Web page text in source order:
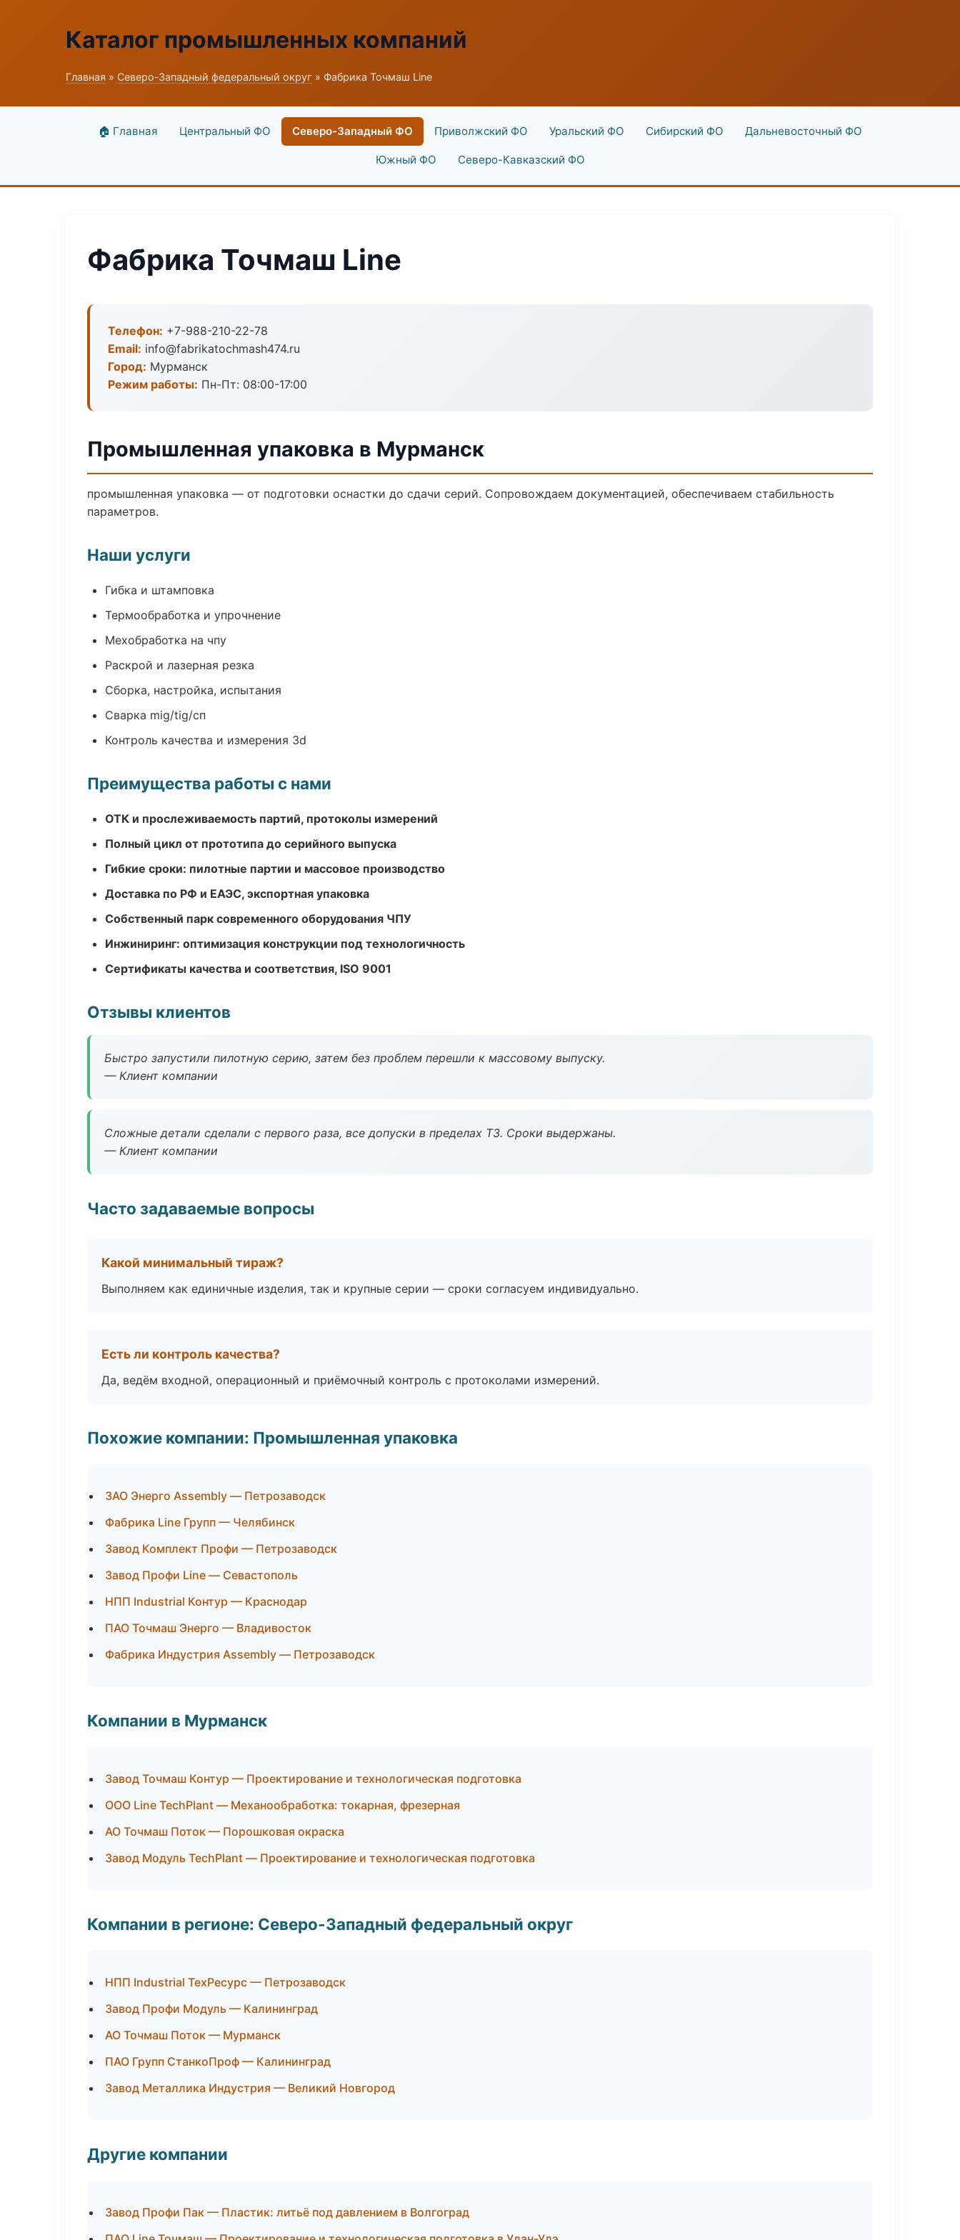
Каталог промышленных компаний
Главная » Северо-Западный федеральный округ » Фабрика Точмаш Line
🏠 Главная Центральный ФО Северо-Западный ФО Приволжский ФО Уральский ФО Сибирский ФО Дальневосточный ФО
Южный ФО Северо-Кавказский ФО
Фабрика Точмаш Line
Телефон: +7-988-210-22-78
Email: info@fabrikatochmash474.ru
Город: Мурманск
Режим работы: Пн-Пт: 08:00-17:00
Промышленная упаковка в Мурманск
промышленная упаковка — от подготовки оснастки до сдачи серий. Сопровождаем документацией, обеспечиваем стабильность
параметров.
Наши услуги
Гибка и штамповка
Термообработка и упрочнение
Мехобработка на чпу
Раскрой и лазерная резка
Сборка, настройка, испытания
Сварка mig/tig/сп
Контроль качества и измерения 3d
Преимущества работы с нами
ОТК и прослеживаемость партий, протоколы измерений
Полный цикл от прототипа до серийного выпуска
Гибкие сроки: пилотные партии и массовое производство
Доставка по РФ и ЕАЭС, экспортная упаковка
Собственный парк современного оборудования ЧПУ
Инжиниринг: оптимизация конструкции под технологичность
Сертификаты качества и соответствия, ISO 9001
Отзывы клиентов
Быстро запустили пилотную серию, затем без проблем перешли к массовому выпуску.
— Клиент компании
Сложные детали сделали с первого раза, все допуски в пределах ТЗ. Сроки выдержаны.
— Клиент компании
Часто задаваемые вопросы
Какой минимальный тираж?
Выполняем как единичные изделия, так и крупные серии — сроки согласуем индивидуально.
Есть ли контроль качества?
Да, ведём входной, операционный и приёмочный контроль с протоколами измерений.
Похожие компании: Промышленная упаковка
ЗАО Энерго Assembly — Петрозаводск
Фабрика Line Групп — Челябинск
Завод Комплект Профи — Петрозаводск
Завод Профи Line — Севастополь
НПП Industrial Контур — Краснодар
ПАО Точмаш Энерго — Владивосток
Фабрика Индустрия Assembly — Петрозаводск
Компании в Мурманск
Завод Точмаш Контур — Проектирование и технологическая подготовка
ООО Line TechPlant — Механообработка: токарная, фрезерная
АО Точмаш Поток — Порошковая окраска
Завод Модуль TechPlant — Проектирование и технологическая подготовка
Компании в регионе: Северо-Западный федеральный округ
НПП Industrial ТехРесурс — Петрозаводск
Завод Профи Модуль — Калининград
АО Точмаш Поток — Мурманск
ПАО Групп СтанкоПроф — Калининград
Завод Металлика Индустрия — Великий Новгород
Другие компании
Завод Профи Пак — Пластик: литьё под давлением в Волгоград